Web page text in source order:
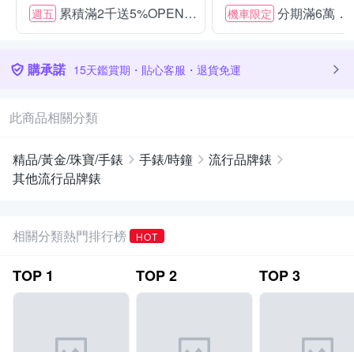
週五 累積滿2千送5%OPENPOINT 機車限定 分期滿6萬．
購承諾 15天鑑賞期・貼心客服・退貨免運
此商品相關分類
精品/黃金/珠寶/手錶 手錶/時鐘
流行品牌錶
其他流行品牌錶
相關分類熱門排行榜 HOT
TOP 1 TOP2 TOP3